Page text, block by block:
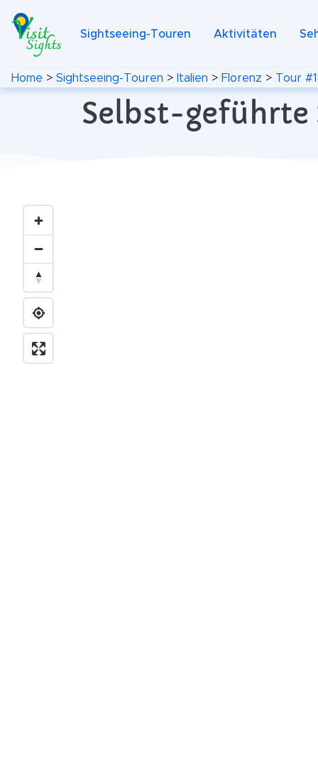
Sightseeing-Touren Aktivitäten
Home > Sightseeing-Touren > Italien > Florenz > Tour
Selbst-geführte